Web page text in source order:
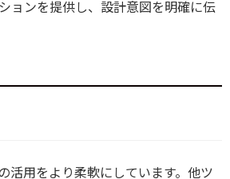
ョンを提供し、設計意図を明確に伝
活用をより柔軟にしています。他ツ